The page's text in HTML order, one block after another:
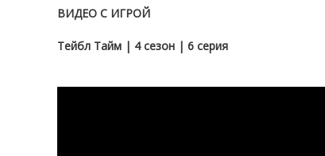
ВИДЕО С ИГРОЙ
Тейбл Тайм | 4 сезон | 6 серия